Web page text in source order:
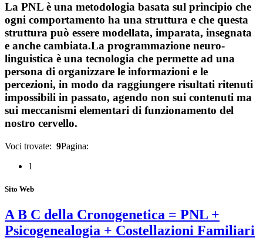
La PNL è una metodologia basata sul principio che
ogni comportamento ha una struttura e che questa
struttura può essere modellata, imparata, insegnata
e anche cambiata.La programmazione neuro-
linguistica è una tecnologia che permette ad una
persona di organizzare le informazioni e le
percezioni, in modo da raggiungere risultati ritenuti
impossibili in passato, agendo non sui contenuti ma
sui meccanismi elementari di funzionamento del
nostro cervello.
Voci trovate: 9Pagina:
1
Sito Web
A B C della Cronogenetica = PNL +
Psicogenealogia + Costellazioni Familiari